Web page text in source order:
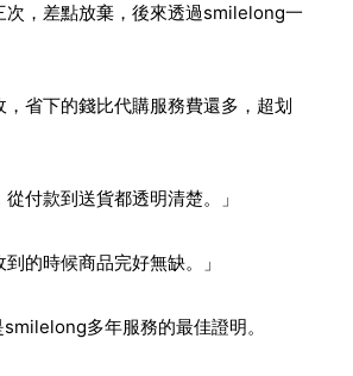
次，差點放棄，後來透過smilelong一
，省下的錢比代購服務費還多，超划
從付款到送貨都透明清楚。」
到的時候商品完好無缺。」
多年服務的最佳證明。